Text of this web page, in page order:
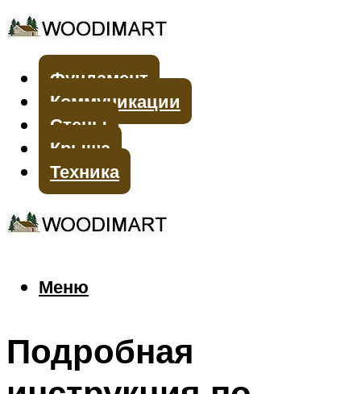
Фундамент
Коммуникации
Стены
Крыша
Техника
Меню
Меню
Подробная